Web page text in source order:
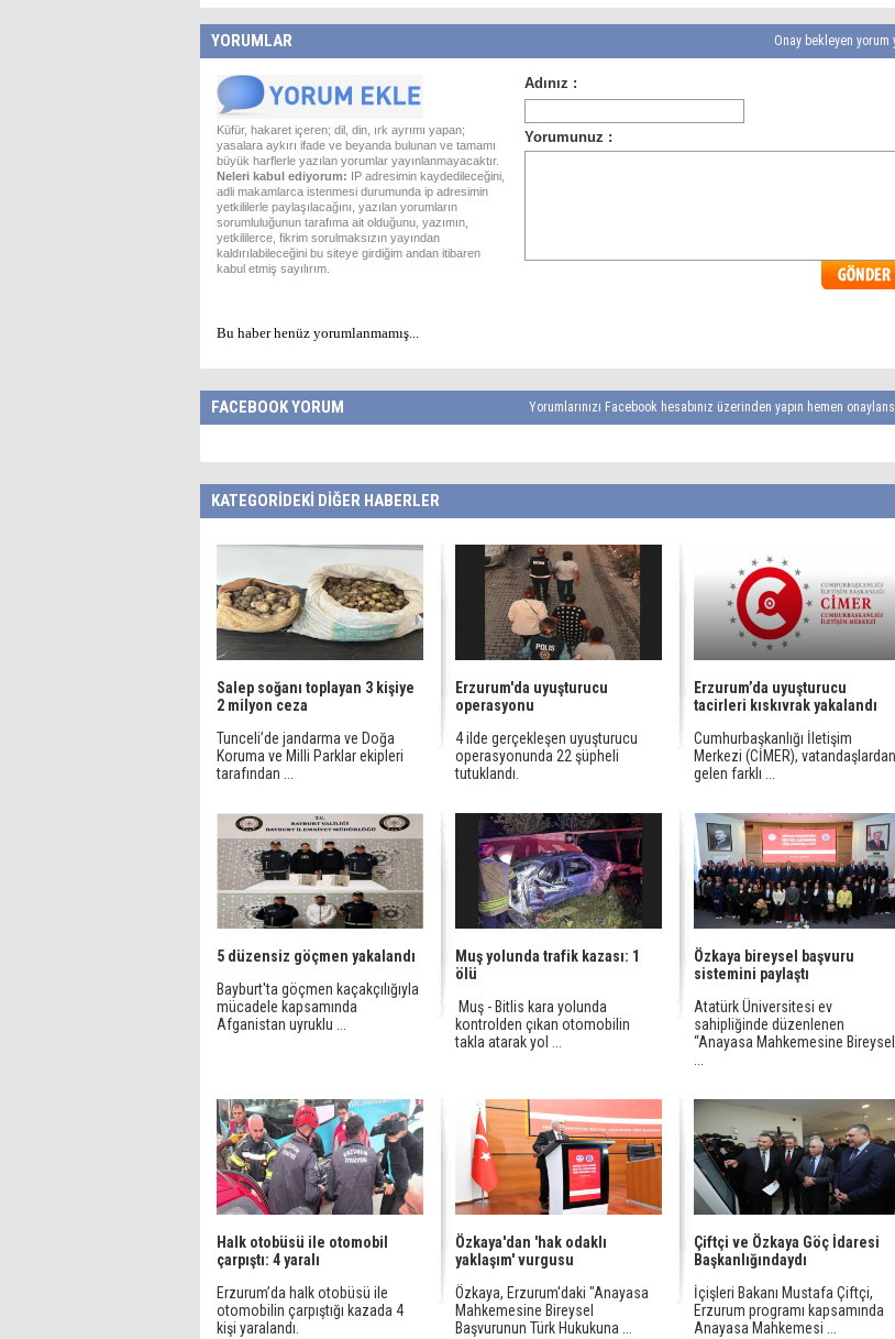
YORUMLAR Onay bekleyen yorum
Küfür, hakaret içeren; dil, din, ırk ayrımı yapan;
yasalara aykırı ifade ve beyanda bulunan ve tamamı
büyük harflerle yazılan yorumlar yayınlanmayacaktır.
Neleri kabul ediyorum: IP adresimin kaydedileceğini,
adli makamlarca istenmesi durumunda ip adresimin
yetkililerle paylaşılacağını, yazılan yorumların
sorumluluğunun tarafıma ait olduğunu, yazımın,
yetkililerce, fikrim sorulmaksızın yayından
kaldırılabileceğini bu siteye girdiğim andan itibaren
kabul etmiş sayılırım.
Bu haber henüz yorumlanmamış...
FACEBOOK YORUM Yorumlarınızı Facebook hesabınız üzerinden yapın hemen
KATEGORİDEKİ DİĞER HABERLER
Salep soğanı toplayan 3 kişiye
2 milyon ceza
Tunceli’de jandarma ve Doğa
Koruma ve Milli Parklar ekipleri
tarafından ...
Erzurum'da uyuşturucu
operasyonu
4 ilde gerçekleşen uyuşturucu
operasyonunda 22 şüpheli
tutuklandı.
Erzurum’da uyuşturucu
tacirleri kıskıvrak yakalandı
Cumhurbaşkanlığı İletişim
Merkezi (CİMER), vatandaşlardan
gelen farklı ...
5 düzensiz göçmen yakalandı
Bayburt'ta göçmen kaçakçılığıyla
mücadele kapsamında
Afganistan uyruklu ...
Muş yolunda trafik kazası: 1
ölü
Muş - Bitlis kara yolunda
kontrolden çıkan otomobilin
takla atarak yol ...
Özkaya bireysel başvuru
sistemini paylaştı
Atatürk Üniversitesi ev
sahipliğinde düzenlenen
“Anayasa Mahkemesine Bireysel
Halk otobüsü ile otomobil
çarpıştı: 4 yaralı
Erzurum’da halk otobüsü ile
otomobilin çarpıştığı kazada 4
kişi yaralandı.
Özkaya'dan 'hak odaklı
yaklaşım' vurgusu
Özkaya, Erzurum'daki "Anayasa
Mahkemesine Bireysel
Başvurunun Türk Hukukuna ...
Çiftçi ve Özkaya Göç İdaresi
Başkanlığındaydı
İçişleri Bakanı Mustafa Çiftçi,
Erzurum programı kapsamında
Anayasa Mahkemesi ...